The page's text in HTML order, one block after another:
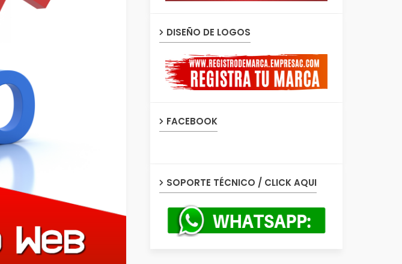
DISEÑO DE LOGOS
FACEBOOK
SOPORTE TÉCNICO / CLICK AQUI